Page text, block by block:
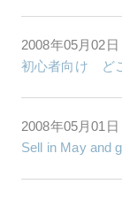
2008年05月02日
初心者向け ど
2008年05月01日
Sell in May and